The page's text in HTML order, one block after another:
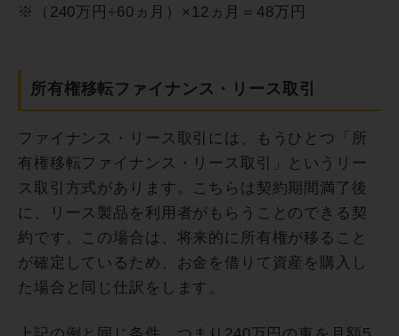
※（240万円÷60ヵ月）×12ヵ月＝48万円
所有権移転ファイナンス・リース取引
ファイナンス・リース取引には、もうひとつ「所
有権移転ファイナンス・リース取引」というリー
ス取引方式があります。こちらは契約期間満了後
に、リース製品を利用者がもらうことのできる契
約です。この場合は、将来的に所有権が移ること
が確定しているため、お金を借りて資産を購入し
た場合と同じ仕訳をします。